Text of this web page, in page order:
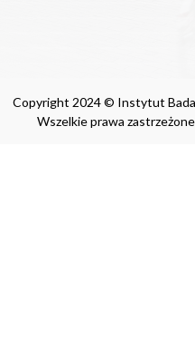
Copyright 2024 © Instytut
Wszelkie prawa